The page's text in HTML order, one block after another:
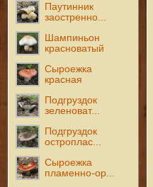
Паутинник
заостренно...
Шампиньон
красноватый
Сыроежка
красная
Подгруздок
зеленоват...
Подгруздок
остроплас...
Сыроежка
пламенно-ор...